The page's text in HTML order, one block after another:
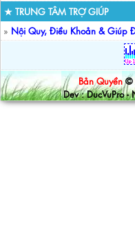
★ TRUNG TÂM TRỢ GIÚP
» Nội Quy, Điều Khoản & Giúp
Bản Quyền ©
Dev : DucVuPro -